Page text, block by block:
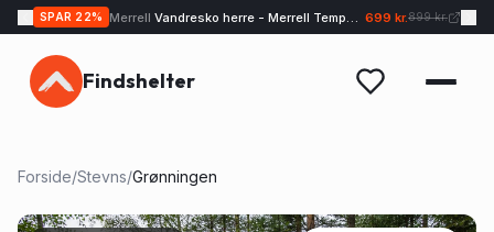
SPAR 22% Merrell Vandresko herre - Merrell Tempo EXP - Sand 699 kr.899 kr.
Findshelter
Forside/Stevns/Grønningen